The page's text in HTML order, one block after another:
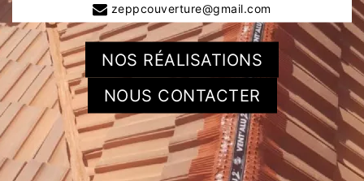
zeppcouverture@gmail.com
NOS RÉALISATIONS
NOUS CONTACTER